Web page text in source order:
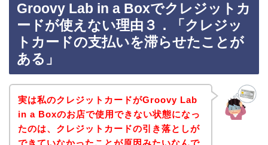
Groovy Lab in a Boxでクレジットカ
ードが使えない理由３．「クレジッ
トカードの支払いを滞らせたことが
ある」
実は私のクレジットカードがGroovy Lab
in a Boxのお店で使用できない状態になっ
たのは、クレジットカードの引き落としが
できていなかったことが原因みたいなんで